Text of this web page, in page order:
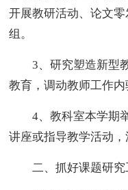
开展教研活动、论文
组。
3、研究塑造新型
教育，调动教师工作内
4、教科室本学期
讲座或指导教学活动，
二、抓好课题研究